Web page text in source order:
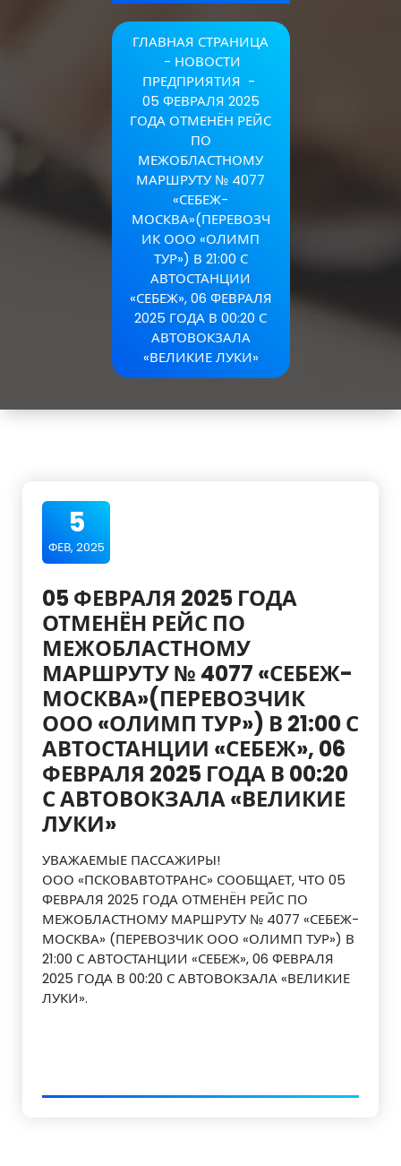
ГЛАВНАЯ СТРАНИЦА
- НОВОСТИ
ПРЕДПРИЯТИЯ -
05 ФЕВРАЛЯ 2025
ГОДА ОТМЕНЁН РЕЙС
ПО
МЕЖОБЛАСТНОМУ
МАРШРУТУ № 4077
«СЕБЕЖ-
МОСКВА»(ПЕРЕВОЗЧ
ИК ООО «ОЛИМП
ТУР») В 21:00 С
АВТОСТАНЦИИ
«СЕБЕЖ», 06 ФЕВРАЛЯ
2025 ГОДА В 00:20 С
АВТОВОКЗАЛА
«ВЕЛИКИЕ ЛУКИ»
5
ФЕВ, 2025
05 ФЕВРАЛЯ 2025 ГОДА
ОТМЕНЁН РЕЙС ПО
МЕЖОБЛАСТНОМУ
МАРШРУТУ № 4077 «СЕБЕЖ-
МОСКВА»(ПЕРЕВОЗЧИК
ООО «ОЛИМП ТУР») В 21:00 С
АВТОСТАНЦИИ «СЕБЕЖ», 06
ФЕВРАЛЯ 2025 ГОДА В 00:20
С АВТОВОКЗАЛА «ВЕЛИКИЕ
ЛУКИ»
УВАЖАЕМЫЕ ПАССАЖИРЫ!
ООО «ПСКОВАВТОТРАНС» СООБЩАЕТ, ЧТО 05
ФЕВРАЛЯ 2025 ГОДА ОТМЕНЁН РЕЙС ПО
МЕЖОБЛАСТНОМУ МАРШРУТУ № 4077 «СЕБЕЖ-
МОСКВА» (ПЕРЕВОЗЧИК ООО «ОЛИМП ТУР») В
21:00 С АВТОСТАНЦИИ «СЕБЕЖ», 06 ФЕВРАЛЯ
2025 ГОДА В 00:20 С АВТОВОКЗАЛА «ВЕЛИКИЕ
ЛУКИ».